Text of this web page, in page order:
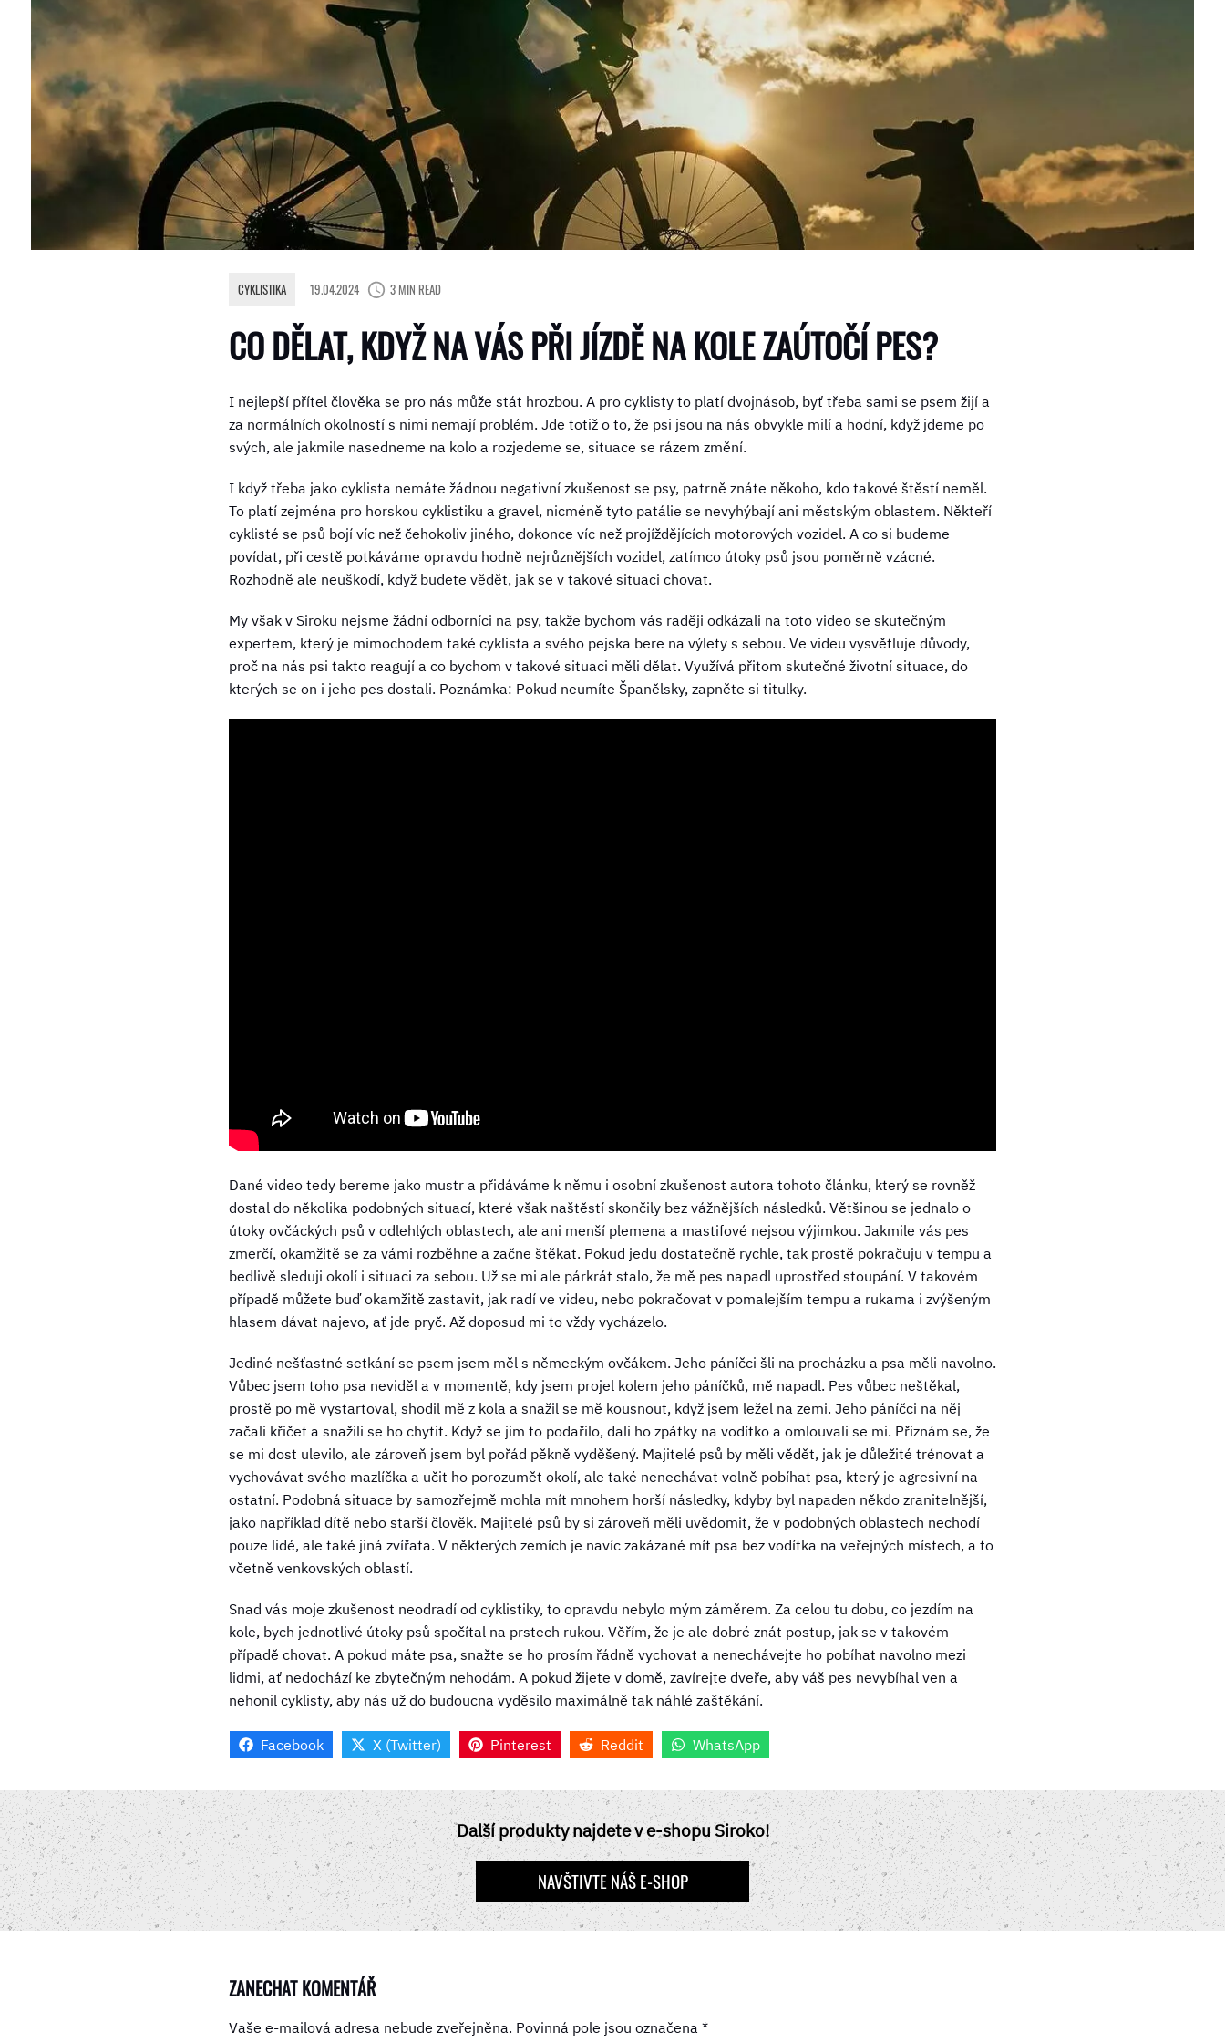
CO DĚLAT, KDYŽ NA VÁS PŘI JÍZDĚ NA KOLE ZAÚTOČÍ PES?
CYKLISTIKA 19.04.2024 3 MIN READ
I nejlepší přítel člověka se pro nás může stát hrozbou. A pro cyklisty to platí dvojnásob, byť třeba sami se psem žijí a
za normálních okolností s nimi nemají problém. Jde totiž o to, že psi jsou na nás obvykle milí a hodní, když jdeme po
svých, ale jakmile nasedneme na kolo a rozjedeme se, situace se rázem změní.
I když třeba jako cyklista nemáte žádnou negativní zkušenost se psy, patrně znáte někoho, kdo takové štěstí neměl.
To platí zejména pro horskou cyklistiku a gravel, nicméně tyto patálie se nevyhýbají ani městským oblastem. Někteří
cyklisté se psů bojí víc než čehokoliv jiného, dokonce víc než projíždějících motorových vozidel. A co si budeme
povídat, při cestě potkáváme opravdu hodně nejrůznějších vozidel, zatímco útoky psů jsou poměrně vzácné.
Rozhodně ale neuškodí, když budete vědět, jak se v takové situaci chovat.
My však v Siroku nejsme žádní odborníci na psy, takže bychom vás raději odkázali na toto video se skutečným
expertem, který je mimochodem také cyklista a svého pejska bere na výlety s sebou. Ve videu vysvětluje důvody,
proč na nás psi takto reagují a co bychom v takové situaci měli dělat. Využívá přitom skutečné životní situace, do
kterých se on i jeho pes dostali. Poznámka: Pokud neumíte Španělsky, zapněte si titulky.
Dané video tedy bereme jako mustr a přidáváme k němu i osobní zkušenost autora tohoto článku, který se rovněž
dostal do několika podobných situací, které však naštěstí skončily bez vážnějších následků. Většinou se jednalo o
útoky ovčáckých psů v odlehlých oblastech, ale ani menší plemena a mastifové nejsou výjimkou. Jakmile vás pes
zmerčí, okamžitě se za vámi rozběhne a začne štěkat. Pokud jedu dostatečně rychle, tak prostě pokračuju v tempu a
bedlivě sleduji okolí i situaci za sebou. Už se mi ale párkrát stalo, že mě pes napadl uprostřed stoupání. V takovém
případě můžete buď okamžitě zastavit, jak radí ve videu, nebo pokračovat v pomalejším tempu a rukama i zvýšeným
hlasem dávat najevo, ať jde pryč. Až doposud mi to vždy vycházelo.
Jediné nešťastné setkání se psem jsem měl s německým ovčákem. Jeho páníčci šli na procházku a psa měli navolno.
Vůbec jsem toho psa neviděl a v momentě, kdy jsem projel kolem jeho páníčků, mě napadl. Pes vůbec neštěkal,
prostě po mě vystartoval, shodil mě z kola a snažil se mě kousnout, když jsem ležel na zemi. Jeho páníčci na něj
začali křičet a snažili se ho chytit. Když se jim to podařilo, dali ho zpátky na vodítko a omlouvali se mi. Přiznám se, že
se mi dost ulevilo, ale zároveň jsem byl pořád pěkně vyděšený. Majitelé psů by měli vědět, jak je důležité trénovat a
vychovávat svého mazlíčka a učit ho porozumět okolí, ale také nenechávat volně pobíhat psa, který je agresivní na
ostatní. Podobná situace by samozřejmě mohla mít mnohem horší následky, kdyby byl napaden někdo zranitelnější,
jako například dítě nebo starší člověk. Majitelé psů by si zároveň měli uvědomit, že v podobných oblastech nechodí
pouze lidé, ale také jiná zvířata. V některých zemích je navíc zakázané mít psa bez vodítka na veřejných místech, a to
včetně venkovských oblastí.
Snad vás moje zkušenost neodradí od cyklistiky, to opravdu nebylo mým záměrem. Za celou tu dobu, co jezdím na
kole, bych jednotlivé útoky psů spočítal na prstech rukou. Věřím, že je ale dobré znát postup, jak se v takovém
případě chovat. A pokud máte psa, snažte se ho prosím řádně vychovat a nenechávejte ho pobíhat navolno mezi
lidmi, ať nedochází ke zbytečným nehodám. A pokud žijete v domě, zavírejte dveře, aby váš pes nevybíhal ven a
nehonil cyklisty, aby nás už do budoucna vyděsilo maximálně tak náhlé zaštěkání.
Facebook X (Twitter) Pinterest Reddit WhatsApp
Další produkty najdete v e-shopu Siroko!
NAVŠTIVTE NÁŠ E-SHOP
ZANECHAT KOMENTÁŘ
Vaše e-mailová adresa nebude zveřejněna. Povinná pole jsou označena *